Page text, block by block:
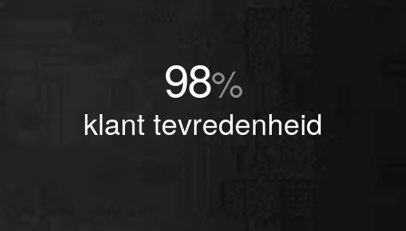
98%
klant tevredenheid